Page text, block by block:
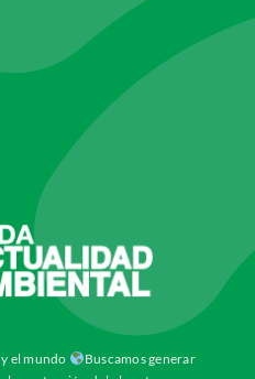
el mundo
Buscamos generar